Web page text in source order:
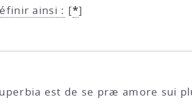
ainsi : [*]
est de se præ amore sui